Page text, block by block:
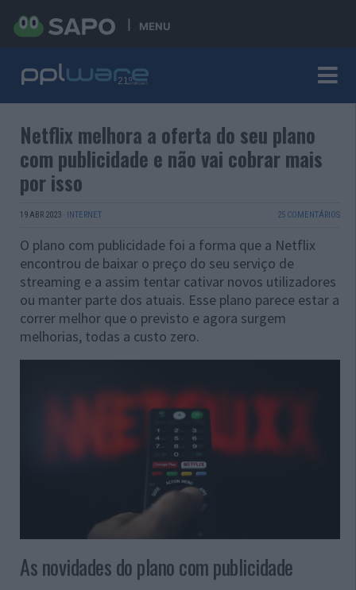
MENU
Netflix melhora a oferta do seu plano
com publicidade e não vai cobrar mais
por isso
19 ABR 2023 · INTERNET 25 COMENTÁRIOS
O plano com publicidade foi a forma que a Netflix
encontrou de baixar o preço do seu serviço de
streaming e a assim tentar cativar novos utilizadores
ou manter parte dos atuais. Esse plano parece estar a
correr melhor que o previsto e agora surgem
melhorias, todas a custo zero.
As novidades do plano com publicidade